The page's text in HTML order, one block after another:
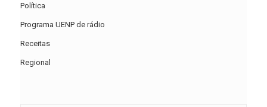
Política
Programa UENP de rádio
Receitas
Regional